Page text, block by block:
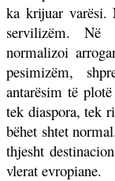
ka krijuar varësi.
servilizëm. Në
normalizoi
pesimizëm,
antarësim të
tek diaspora, tek
bëhet shtet
thjesht
vlerat evropiane.